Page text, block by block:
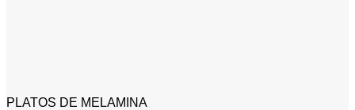
PLATOS DE MELAMINA